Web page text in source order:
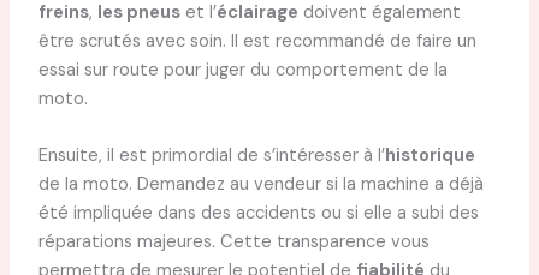
freins, les pneuset l’éclairage doivent également
être scrutés avec soin. Il est recommandé de faire un
essai sur route pour juger du comportement de la
moto.
Ensuite, il est primordial de s’intéresser à l’historique
de la moto. Demandez au vendeur si la machine a déjà
été impliquée dans des accidents ou si elle a subi des
réparations majeures. Cette transparence vous